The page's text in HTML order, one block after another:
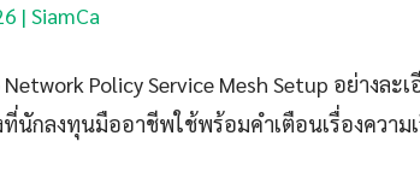
| SiamCa
Policy Service Mesh Setup อย่างล
นักลงทุนมืออาชีพใช้พร้อมคำเตือนเรื่องความ